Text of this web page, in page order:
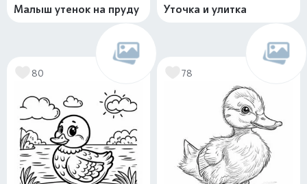
Малыш утенок на пруду Уточка и улитка
80 78